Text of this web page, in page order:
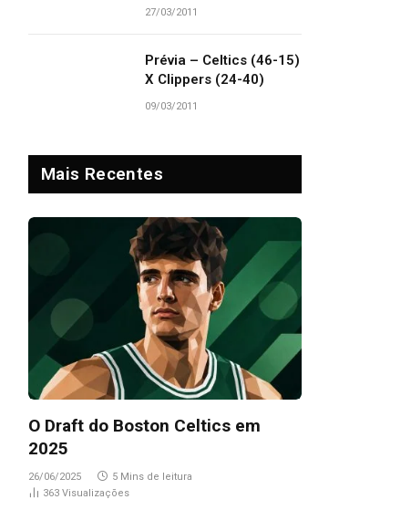
27/03/2011
Prévia – Celtics (46-15)
X Clippers (24-40)
09/03/2011
Mais Recentes
O Draft do Boston Celtics em
2025
26/06/2025
5 Mins de leitura
363 Visualizações